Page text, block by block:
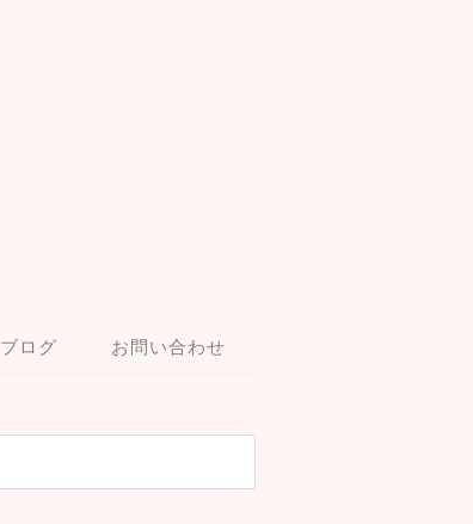
ブログ お問い合わせ